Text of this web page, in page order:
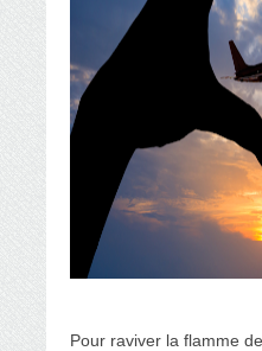
Pour raviver la flamme